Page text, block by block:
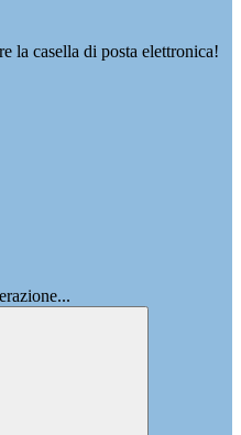
la casella di posta elettronica!